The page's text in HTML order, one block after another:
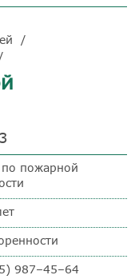
пожарной
987–45–64